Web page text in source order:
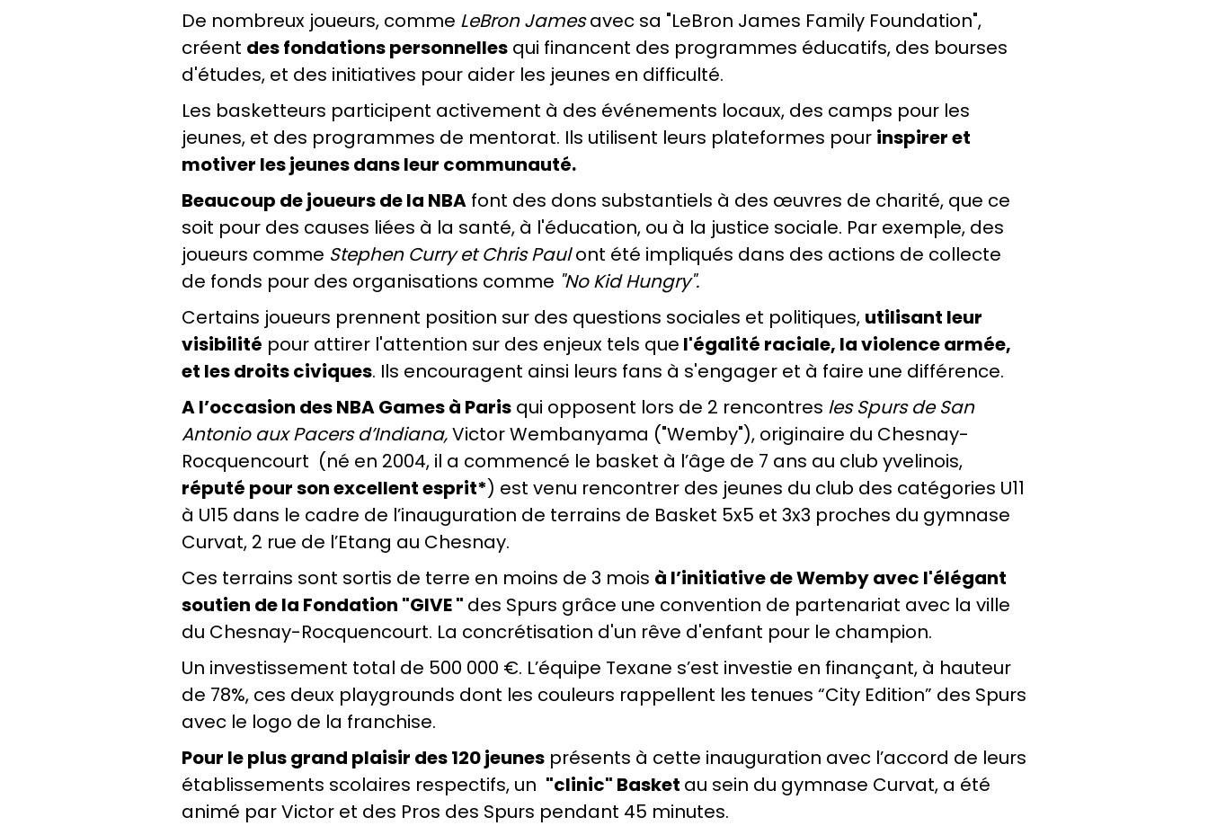
De nombreux joueurs, comme LeBron Jamesavec sa "LeBron James Family Foundation",
créent des fondations personnelles qui financent des programmes éducatifs, des bourses
d'études, et des initiatives pour aider les jeunes en difficulté.
Les basketteurs participent activement à des événements locaux, des camps pour les
jeunes, et des programmes de mentorat. Ils utilisent leurs plateformes pour inspirer et
motiver les jeunes dans leur communauté.
Beaucoup de joueurs de la NBA font des dons substantiels à des œuvres de charité, que ce
soit pour des causes liées à la santé, à l'éducation, ou à la justice sociale. Par exemple, des
joueurs comme Stephen Curry et Chris Paulont été impliqués dans des actions de collecte
de fonds pour des organisations comme "No Kid Hungry".
Certains joueurs prennent position sur des questions sociales et politiques, utilisant leur
visibilité pour attirer l'attention sur des enjeux tels que l'égalité raciale, la violence armée,
et les droits civiques. Ils encouragent ainsi leurs fans à s'engager et à faire une différence.
A l’occasion des NBA Games à Paris qui opposent lors de 2 rencontres les Spurs de San
Antonio aux Pacers d’Indiana,Victor Wembanyama ("Wemby"), originaire du Chesnay-
Rocquencourt (né en 2004, il a commencé le basket à l’âge de 7 ans au club yvelinois,
réputé pour son excellent esprit*) est venu rencontrer des jeunes du club des catégories U11
à U15 dans le cadre de l’inauguration de terrains de Basket 5x5 et 3x3 proches du gymnase
Curvat, 2 rue de l’Etang au Chesnay.
Ces terrains sont sortis de terre en moins de 3 mois à l’initiative de Wemby avec l'élégant
soutien de la Fondation "GIVE " des Spurs grâce une convention de partenariat avec la ville
du Chesnay-Rocquencourt. La concrétisation d'un rêve d'enfant pour le champion.
Un investissement total de 500 000 €. L’équipe Texane s’est investie en finançant, à hauteur
de 78%, ces deux playgrounds dont les couleurs rappellent les tenues “City Edition” des Spurs
avec le logo de la franchise.
Pour le plus grand plaisir des 120 jeunes présents à cette inauguration avec l’accord de leurs
établissements scolaires respectifs, un "clinic" Basket au sein du gymnase Curvat, a été
animé par Victor et des Pros des Spurs pendant 45 minutes.